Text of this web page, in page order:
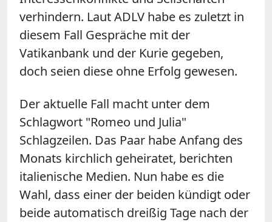
verhindern. Laut ADLV habe es zuletzt in
diesem Fall Gespräche mit der
Vatikanbank und der Kurie gegeben,
doch seien diese ohne Erfolg gewesen.
Der aktuelle Fall macht unter dem
Schlagwort "Romeo und Julia"
Schlagzeilen. Das Paar habe Anfang des
Monats kirchlich geheiratet, berichten
italienische Medien. Nun habe es die
Wahl, dass einer der beiden kündigt oder
beide automatisch dreißig Tage nach der